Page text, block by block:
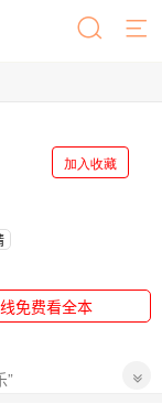
加入收藏
免费看全本
”